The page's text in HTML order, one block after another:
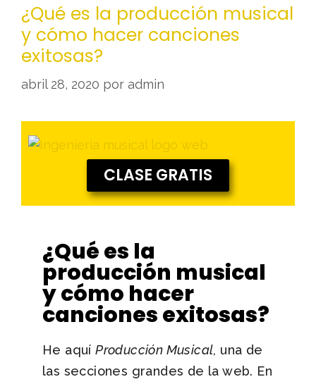
¿Qué es la producción musical
y cómo hacer canciones
exitosas?
abril 28, 2020 por admin
CLASE GRATIS
¿Qué es la
producción musical
y cómo hacer
canciones exitosas?
He aquíProducción Musical, una de
las secciones grandes de la web. En